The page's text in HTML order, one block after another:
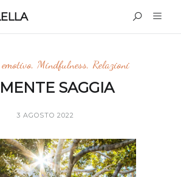
, Mindfulness, Relazioni
SAGGIA
3 AGOSTO 2022